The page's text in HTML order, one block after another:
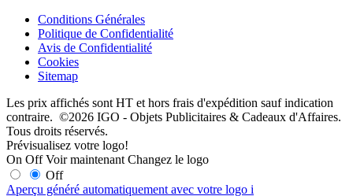
Conditions Générales
Politique de Confidentialité
Avis de Confidentialité
Cookies
Sitemap
Les prix affichés sont HT et hors frais d'expédition sauf indication
contraire. ©2026 IGO - Objets Publicitaires & Cadeaux d'Affaires.
Tous droits réservés.
Prévisualisez votre logo!
On Off Voir maintenant Changez le logo
Off
Aperçu généré automatiquement avec votre logo i